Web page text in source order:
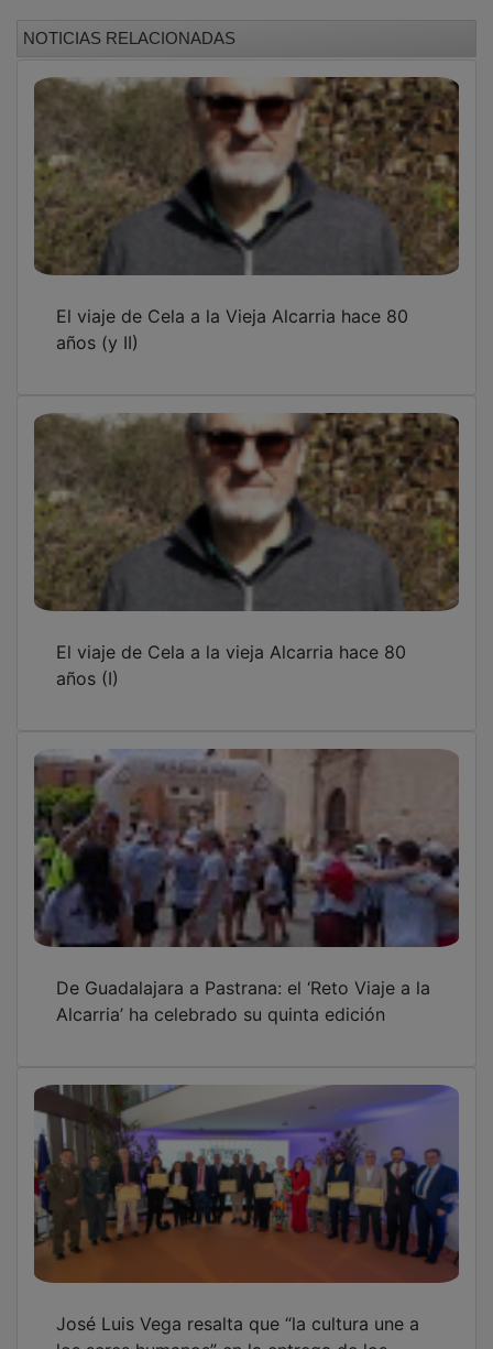
El viaje de Cela a la vieja Alcarria hace 80
años (I)
De Guadalajara a Pastrana: el ‘Reto Viaje a la
Alcarria’ ha celebrado su quinta edición
José Luis Vega resalta que “la cultura une a
los seres humanos” en la entrega de los
premios Provincia de Guadalajara 2025
El ‘Gloria Fuertes’ de Villanueva, premiado
por su proyecto innovador en biblioteca
escolar